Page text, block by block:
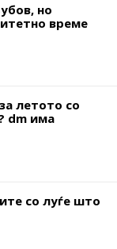
но
време
летото со
dm има
со луѓе што